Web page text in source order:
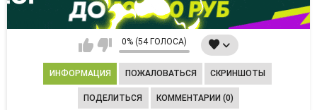
0% (54 ГОЛОСА)
ИНФОРМАЦИЯ ПОЖАЛОВАТЬСЯ СКРИНШОТЫ
ПОДЕЛИТЬСЯ КОММЕНТАРИИ (0)